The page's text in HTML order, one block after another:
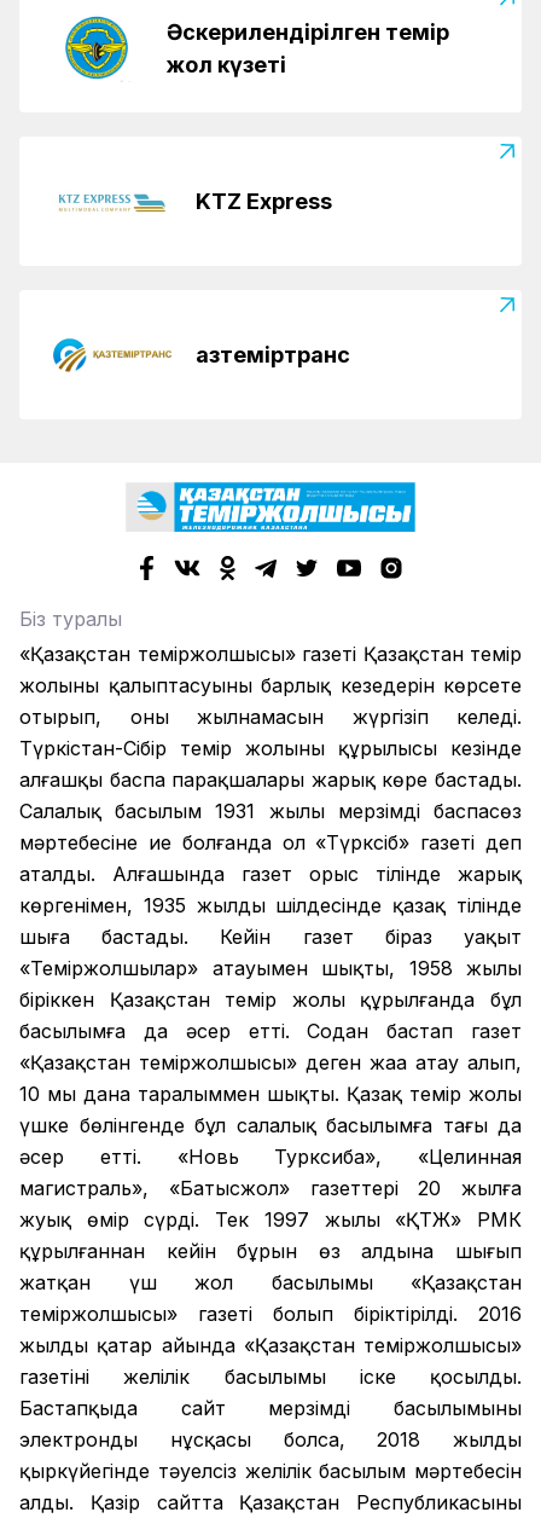
Әскерилендірілген темір
жол күзеті
KTZ Express
Қазтеміртранс
Біз туралы
«Қазақстан теміржолшысы» газеті Қазақстан темір
жолының қалыптасуының барлық кезеңдерін көрсете
отырып, оның жылнамасын жүргізіп келеді.
Түркістан-Сібір темір жолының құрылысы кезінде
алғашқы баспа парақшалары жарық көре бастады.
Салалық басылым 1931 жылы мерзімді баспасөз
мәртебесіне ие болғанда ол «Түрксіб» газеті деп
аталды. Алғашында газет орыс тілінде жарық
көргенімен, 1935 жылдың шілдесінде қазақ тілінде
шыға бастады. Кейін газет біраз уақыт
«Теміржолшылар» атауымен шықты, 1958 жылы
біріккен Қазақстан темір жолы құрылғанда бұл
басылымға да әсер етті. Содан бастап газет
«Қазақстан теміржолшысы» деген жаңа атау алып,
10 мың дана таралыммен шықты. Қазақ темір жолы
үшке бөлінгенде бұл салалық басылымға тағы да
әсер етті. «Новь Турксиба», «Целинная
магистраль», «Батысжол» газеттері 20 жылға
жуық өмір сүрді. Тек 1997 жылы «ҚТЖ» РМК
құрылғаннан кейін бұрын өз алдына шығып
жатқан үш жол басылымы «Қазақстан
теміржолшысы» газеті болып біріктірілді. 2016
жылдың қаңтар айында «Қазақстан теміржолшысы»
газетінің желілік басылымы іске қосылды.
Бастапқыда сайт мерзімді басылымының
электронды нұсқасы болса, 2018 жылдың
қыркүйегінде тәуелсіз желілік басылым мәртебесін
алды. Қазір сайтта Қазақстан Республикасының